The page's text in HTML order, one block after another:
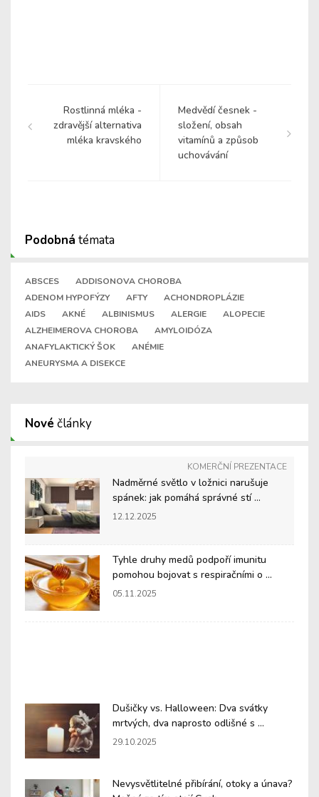
Rostlinná mléka -
zdravější alternativa
mléka kravského
Medvědí česnek -
složení, obsah
vitamínů a způsob
uchovávání
Podobná témata
ABSCES
ADDISONOVA CHOROBA
ADENOM HYPOFÝZY
AFTY
ACHONDROPLÁZIE
AIDS
AKNÉ ALBINISMUS ALERGIE
ALOPECIE
ALZHEIMEROVA CHOROBA
AMYLOIDÓZA
ANAFYLAKTICKÝ ŠOK
ANÉMIE
ANEURYSMA A DISEKCE
Nové články
KOMERČNÍ PREZENTACE
Nadměrné světlo v ložnici narušuje
spánek: jak pomáhá správné stí ...
12.12.2025
Tyhle druhy medů podpoří imunitu
pomohou bojovat s respiračními o ...
05.11.2025
Dušičky vs. Halloween: Dva svátky
mrtvých, dva naprosto odlišné s ...
29.10.2025
Nevysvětlitelné přibírání, otoky a únava?